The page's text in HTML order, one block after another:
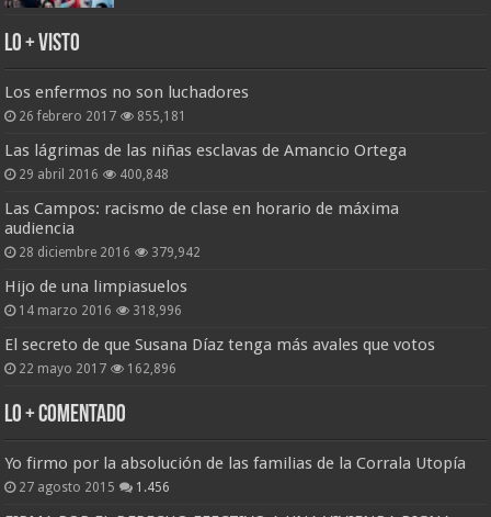
Lo + Visto
Los enfermos no son luchadores
26 febrero 2017 855,181
Las lágrimas de las niñas esclavas de Amancio Ortega
29 abril 2016 400,848
Las Campos: racismo de clase en horario de máxima
audiencia
28 diciembre 2016 379,942
Hijo de una limpiasuelos
14 marzo 2016 318,996
El secreto de que Susana Díaz tenga más avales que votos
22 mayo 2017 162,896
Lo + Comentado
Yo firmo por la absolución de las familias de la Corrala Utopía
27 agosto 2015 1.456